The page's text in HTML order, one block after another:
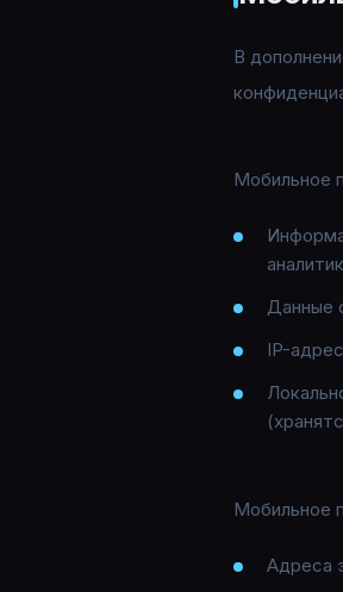
В
Мобильное
Данные
IP-
Мобильное
Адреса